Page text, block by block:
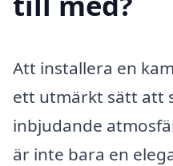
Att installera en
ett utmärkt sätt att
inbjudande
är inte bara en